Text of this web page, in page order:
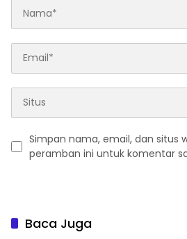
Simpan nama, email, dan situs
peramban ini untuk komentar
Baca Juga